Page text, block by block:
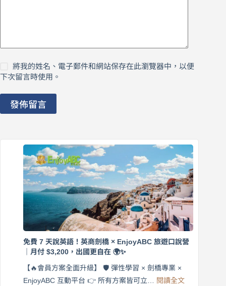
將我的姓名、電子郵件和網站保存在此瀏覽器中，以便
下次留言時使用。
發佈留言
免費 7 天說英語！英商劍橋 × EnjoyABC 旅遊口說營
｜月付 $3,200，出國更自在 🌍✨
【🔥會員方案全面升級】 🛡️ 彈性學習 × 劍橋專業 ×
EnjoyABC 互動平台 👉 所有方案皆可立… 閱讀全文: